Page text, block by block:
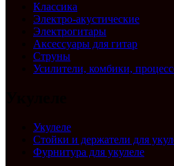
Классика
Электро-акустические
Электрогитары
Аксессуары для гитар
Струны
Усилители, комбики,
Укулеле
Стойки и держатели для
Фурнитура для укулеле